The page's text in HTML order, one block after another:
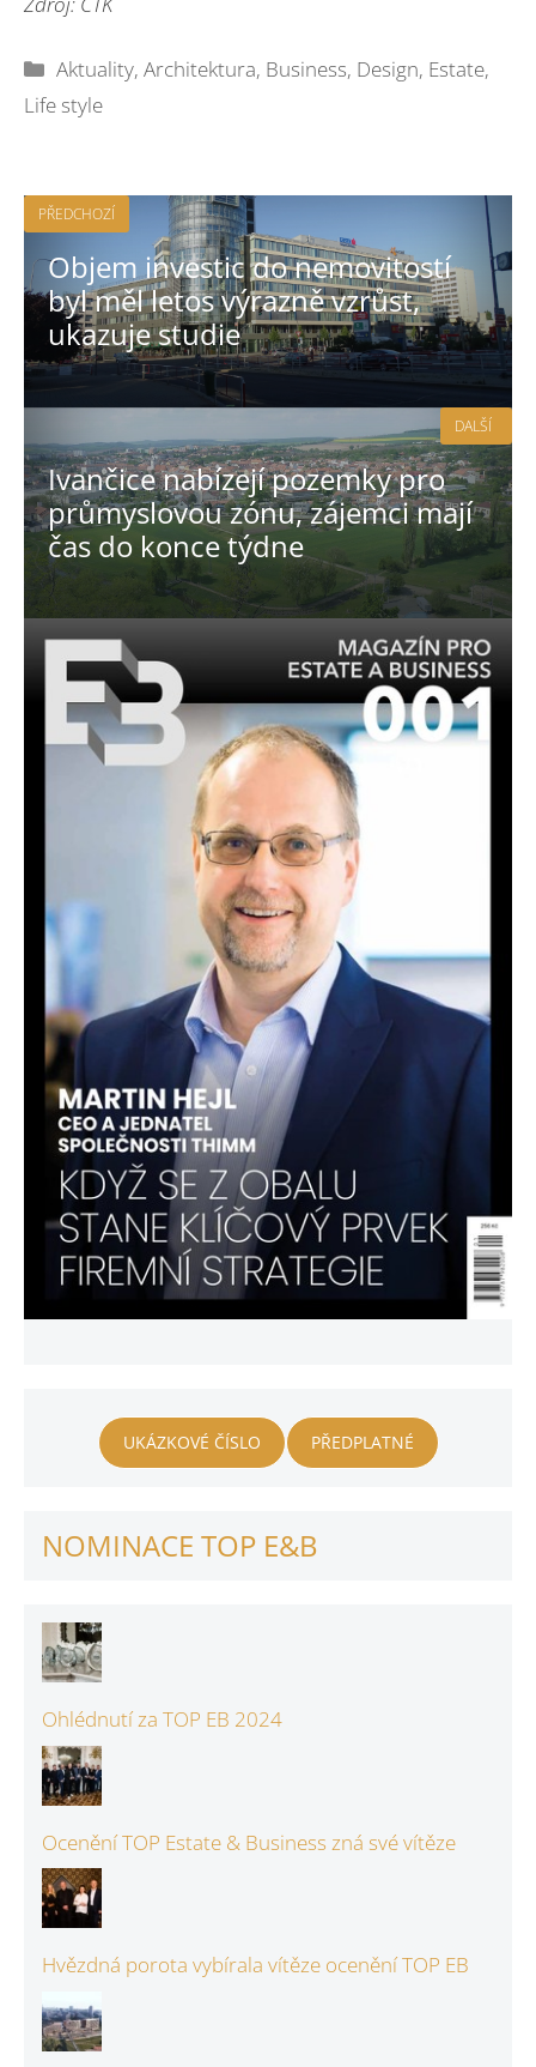
Rubriky
Aktuality,Architektura, Business, Design, Estate,
Life style
PŘEDCHOZÍ
Objem investic do nemovitostí
byl měl letos výrazně vzrůst,
ukazuje studie
Ivančice nabízejí pozemky pro
průmyslovou zónu, zájemci mají
čas do konce týdne
DALŠÍ
UKÁZKOVÉ ČÍSLO PŘEDPLATNÉ
NOMINACE TOP E&B
Ohlédnutí za TOP EB 2024
Ocenění TOP Estate & Business zná své vítěze
Hvězdná porota vybírala vítěze ocenění TOP EB